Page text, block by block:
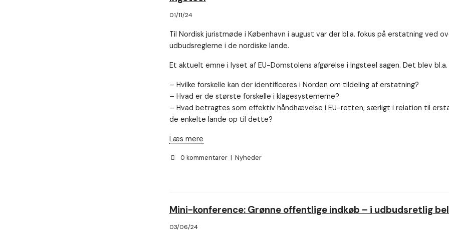
01/11/24
Til Nordisk juristmøde i København i august var der bl.a. fokus på erstatning ved
udbudsreglerne i de nordiske lande.
Et aktuelt emne i lyset af EU-Domstolens afgørelse i Ingsteel sagen. Det blev
– Hvilke forskelle kan der identificeres i Norden om tildeling af erstatning?
– Hvad er de største forskelle i klagesystemerne?
– Hvad betragtes som effektiv håndhævelse i EU-retten, særligt i relation til
de enkelte lande op til dette?
Læs mere
0 kommentarer | Nyheder
Mini-konference: Grønne offentlige indkøb – i udbudsretlig
03/06/24